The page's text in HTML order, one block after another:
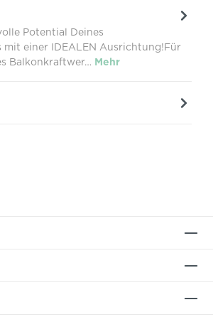
Potential Deines
mit einer IDEALEN Ausrichtung!Für
Balkonkraftwer… Mehr